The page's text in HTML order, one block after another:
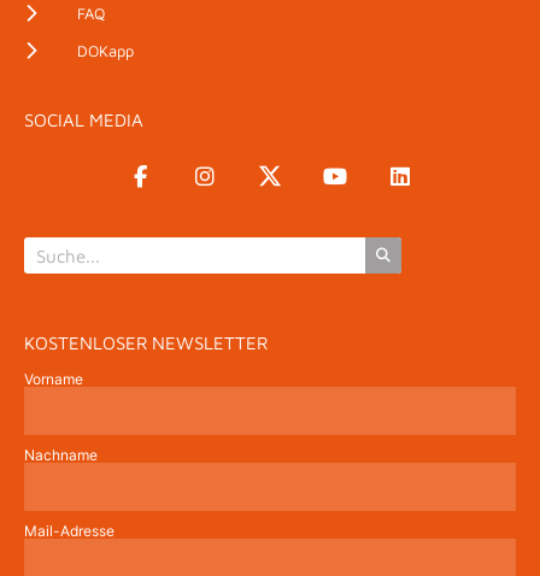
FAQ
DOKapp
SOCIAL MEDIA
KOSTENLOSER NEWSLETTER
Vorname
Nachname
Mail-Adresse